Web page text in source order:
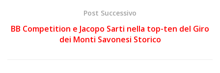
Post Successivo
BB Competition e Jacopo Sarti nella top-ten del Giro
dei Monti Savonesi Storico